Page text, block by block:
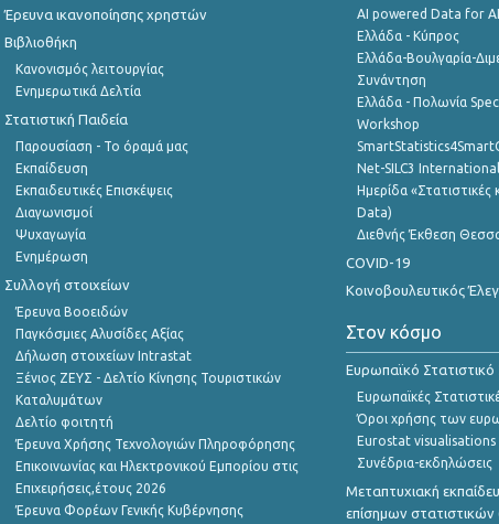
Έρευνα ικανοποίησης χρηστών
Βιβλιοθήκη
Κανονισμός λειτουργίας
Ενημερωτικά Δελτία
Στατιστική Παιδεία
Παρουσίαση - Το όραμά μας
Εκπαίδευση
Εκπαιδευτικές Επισκέψεις
Διαγωνισμοί
Ψυχαγωγία
Ενημέρωση
Συλλογή στοιχείων
Έρευνα Βοοειδών
Παγκόσμιες Αλυσίδες Αξίας
Δήλωση στοιχείων Intrastat
Ξένιος ΖΕΥΣ - Δελτίο Κίνησης Τουριστικών
Καταλυμάτων
Δελτίο φοιτητή
Έρευνα Χρήσης Τεχνολογιών Πληροφόρησης
Επικοινωνίας και Ηλεκτρονικού Εμπορίου στις
Επιχειρήσεις,έτους 2026
Έρευνα Φορέων Γενικής Κυβέρνησης
AI powered Data for
Ελλάδα - Κύπρος
Ελλάδα-Βουλγαρία-
Συνάντηση
Ελλάδα - Πολωνία
Workshop
Net-SILC3
Ημερίδα
Data)
Διεθνής Έκθεση
COVID-19
Κοινοβουλευτικός
Στον κόσμο
Ευρωπαϊκό
Ευρωπαϊκές
Όροι χρήσης των
Eurostat visualisations
Συνέδρια-εκδηλώσεις
Μεταπτυχιακή
επίσημων στατιστικών